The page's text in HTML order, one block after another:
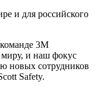
и для российского
команде 3М
миру, и наш фокус
новых сотрудников
Safety.